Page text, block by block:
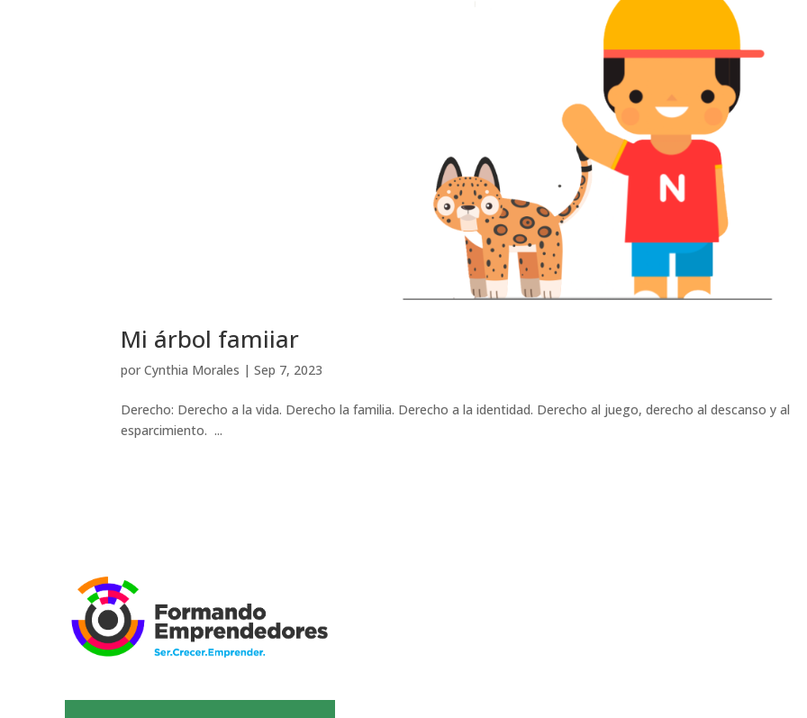
Mi árbol famiiar
porCynthia Morales |Sep 7, 2023
Derecho: Derecho a la vida. Derecho la familia. Derecho a la identidad. Derecho al juego, derecho al descanso y al
esparcimiento. ...